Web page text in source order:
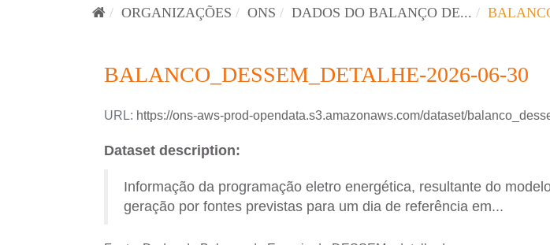
ORGANIZAÇÕES ONS DADOS DO BALANÇO DE...
BALANCO_DESSEM_DETALHE-2026-06-30
URL: https://ons-aws-prod-opendata.s3.amazonaws.com/dataset/
Dataset description:
Informação da programação eletro energética, resultante do
geração por fontes previstas para um dia de referência em...